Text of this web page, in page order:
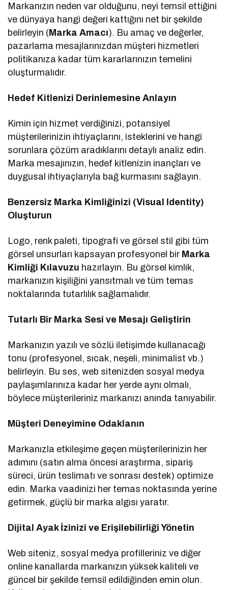
Markanızın neden var olduğunu, neyi temsil ettiğini
ve dünyaya hangi değeri kattığını net bir şekilde
belirleyin (Marka Amacı). Bu amaç ve değerler,
pazarlama mesajlarınızdan müşteri hizmetleri
politikanıza kadar tüm kararlarınızın temelini
oluşturmalıdır.
Hedef Kitlenizi Derinlemesine Anlayın
Kimin için hizmet verdiğinizi, potansiyel
müşterilerinizin ihtiyaçlarını, isteklerini ve hangi
sorunlara çözüm aradıklarını detaylı analiz edin.
Marka mesajınızın, hedef kitlenizin inançları ve
duygusal ihtiyaçlarıyla bağ kurmasını sağlayın.
Benzersiz Marka Kimliğinizi (Visual Identity)
Oluşturun
Logo, renk paleti, tipografi ve görsel stil gibi tüm
görsel unsurları kapsayan profesyonel bir Marka
Kimliği Kılavuzu hazırlayın. Bu görsel kimlik,
markanızın kişiliğini yansıtmalı ve tüm temas
noktalarında tutarlılık sağlamalıdır.
Tutarlı Bir Marka Sesi ve Mesajı Geliştirin
Markanızın yazılı ve sözlü iletişimde kullanacağı
tonu (profesyonel, sıcak, neşeli, minimalist vb.)
belirleyin. Bu ses, web sitenizden sosyal medya
paylaşımlarınıza kadar her yerde aynı olmalı,
böylece müşterileriniz markanızı anında tanıyabilir.
Müşteri Deneyimine Odaklanın
Markanızla etkileşime geçen müşterilerinizin her
adımını (satın alma öncesi araştırma, sipariş
süreci, ürün teslimatı ve sonrası destek) optimize
edin. Marka vaadinizi her temas noktasında yerine
getirmek, güçlü bir marka algısı yaratır.
Dijital Ayak İzinizi ve Erişilebilirliği Yönetin
Web siteniz, sosyal medya profilleriniz ve diğer
online kanallarda markanızın yüksek kaliteli ve
güncel bir şekilde temsil edildiğinden emin olun.